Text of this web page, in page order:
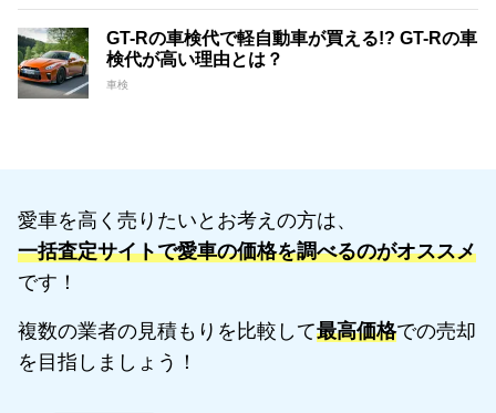
GT-Rの車検代で軽自動車が買える!? GT-Rの車
検代が高い理由とは？
車検
愛車を高く売りたいとお考えの方は、
一括査定サイトで愛車の価格を調べるのがオススメ
です！
複数の業者の見積もりを比較して最高価格での売却
を目指しましょう！